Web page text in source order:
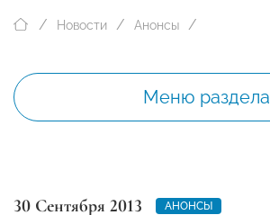
Новости Анонсы
Меню раздела
30 Сентября 2013 АНОНСЫ